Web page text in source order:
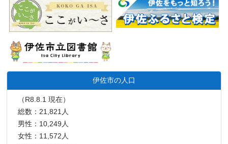
伊佐市の人口
（R8.8.1 現在）
総数：21,821人
男性：10,249人
女性：11,572人